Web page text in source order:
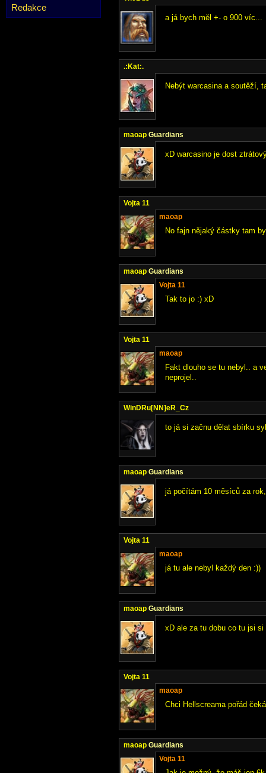
Redakce
a já bych měl +- o 900 víc...
.:Kat:.
Nebýt warcasina a soutěží,
maoap Guardians
xD warcasino je dost
Vojta 11
maoap
No fajn nějaký částky tam
maoap Guardians
Vojta 11
Tak to jo :) xD
Vojta 11
maoap
Fakt dlouho se tu nebyl.. a
neprojel..
WinDRu[NN]eR_Cz
to já si začnu dělat sbírku
maoap Guardians
já počítám 10 měsíců za
Vojta 11
maoap
já tu ale nebyl každý den :))
maoap Guardians
xD ale za tu dobu co tu jsi
Vojta 11
maoap
Chci Hellscreama pořád
maoap Guardians
Vojta 11